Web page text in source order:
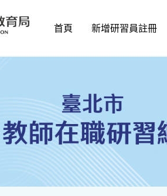
首頁 新增研習員註冊